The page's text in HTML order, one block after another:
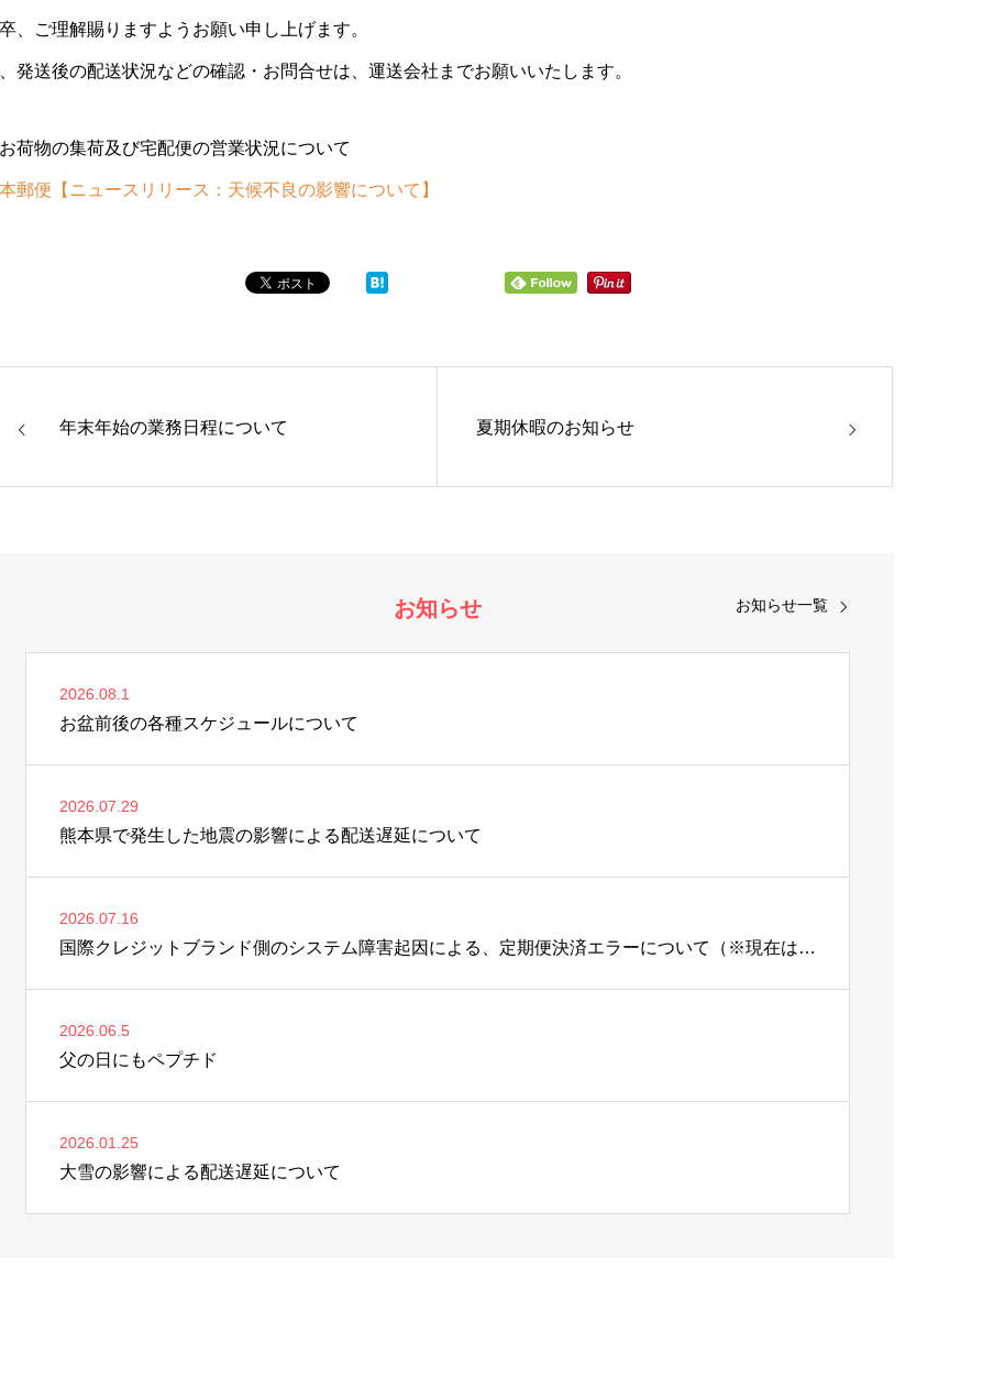
、ご理解賜りますようお願い申し上げます。
発送後の配送状況などの確認・お問合せは、運送会社までお願いいたします。
荷物の集荷及び宅配便の営業状況について
郵便【ニュースリリース：天候不良の影響について】
年末年始の業務日程について 夏期休暇のお知らせ
お知らせ
2026.08.1
お盆前後の各種スケジュールについて
2026.07.29
熊本県で発生した地震の影響による配送遅延について
2026.07.16
国際クレジットブランド側のシステム障害起因による、定期便決済エラーについて（※現在は復旧済み）
2026.06.5
父の日にもペプチド
2026.01.25
大雪の影響による配送遅延について
お知らせ一覧